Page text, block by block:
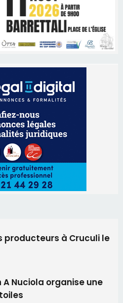
producteurs à Cruculi le
A Nuciola organise une